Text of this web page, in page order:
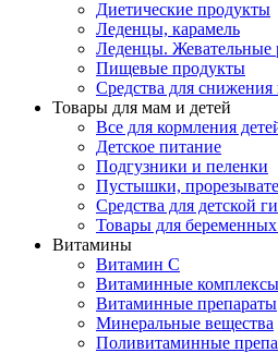
Диетические продукты
Леденцы, карамель
Леденцы. Жевательные
Пищевые продукты
Средства для снижения
Товары для мам и детей
Все для кормления
Детское питание
Подгузники и пеленки
Пустышки,
Средства для детской
Товары для
Витамины
Витамин С
Витаминные комплексы
Витаминные препараты
Минеральные вещества
Поливитаминные